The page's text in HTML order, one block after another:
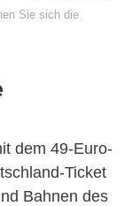
Sie sich die
dem 49-Euro-
Ticket
Bahnen des